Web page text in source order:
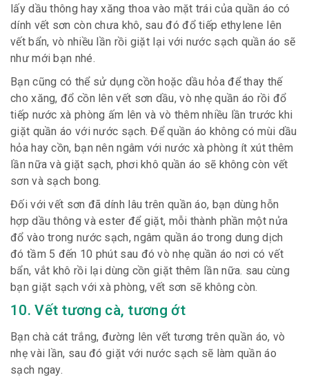
lấy dầu thông hay xăng thoa vào mặt trái của quần áo có
dính vết sơn còn chưa khô, sau đó đổ tiếp ethylene lên
vết bẩn, vò nhiều lần rồi giặt lại với nước sạch quần áo sẽ
như mới bạn nhé.
Bạn cũng có thể sử dụng cồn hoặc dầu hỏa để thay thế
cho xăng, đổ cồn lên vết sơn dầu, vò nhẹ quần áo rồi đổ
tiếp nước xà phòng ấm lên và vò thêm nhiều lần trước khi
giặt quần áo với nước sạch. Để quần áo không có mùi dầu
hỏa hay cồn, bạn nên ngâm với nước xà phòng ít xút thêm
lần nữa và giặt sạch, phơi khô quần áo sẽ không còn vết
sơn và sạch bong.
Đối với vết sơn đã dính lâu trên quần áo, bạn dùng hỗn
hợp dầu thông và ester để giặt, mỗi thành phần một nửa
đổ vào trong nước sạch, ngâm quần áo trong dung dịch
đó tầm 5 đến 10 phút sau đó vò nhẹ quần áo nơi có vết
bẩn, vắt khô rồi lại dùng cồn giặt thêm lần nữa. sau cùng
bạn giặt sạch với xà phòng, vết sơn sẽ không còn.
10. Vết tương cà, tương ớt
Bạn chà cát trắng, đường lên vết tương trên quần áo, vò
nhẹ vài lần, sau đó giặt với nước sạch sẽ làm quần áo
sạch ngay.